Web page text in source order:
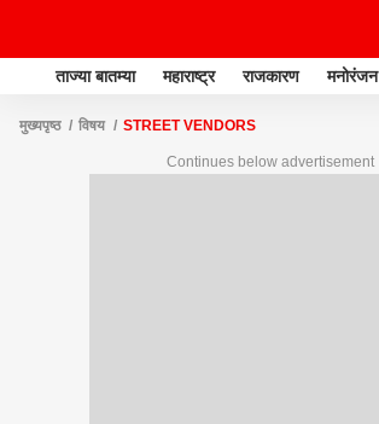
ताज्या बातम्या महाराष्ट्र राजकारण मनोरंजन
मुख्यपृष्ठ विषय STREET VENDORS
Continues below advertisement